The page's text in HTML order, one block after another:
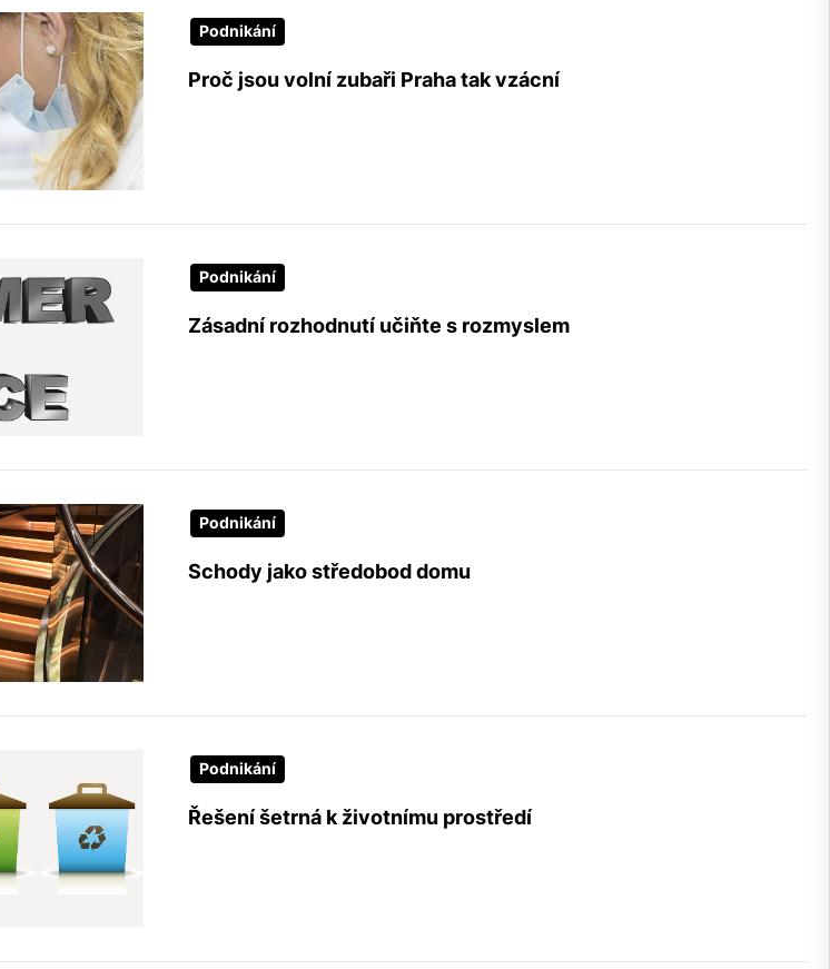
Podnikání
Proč jsou volní zubaři Praha tak vzácní
Podnikání
Zásadní rozhodnutí učiňte s rozmyslem
Podnikání
Schody jako středobod domu
Podnikání
Řešení šetrná k životnímu prostředí